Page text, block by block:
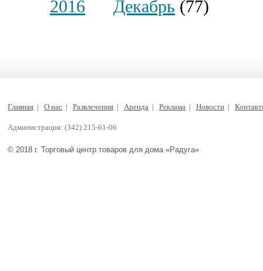
2016
Декабрь (77)
Администрация: (342) 215-61-06
© 2018 г. Торговый центр товаров для дома «Радуга»
Главная | О нас | Развлечения | Аренда | Реклама | Новости |